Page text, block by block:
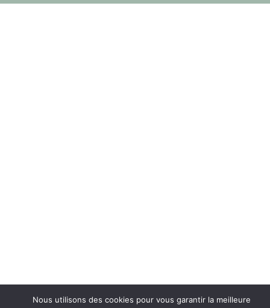
Nous utilisons des cookies pour vous garantir la meilleure